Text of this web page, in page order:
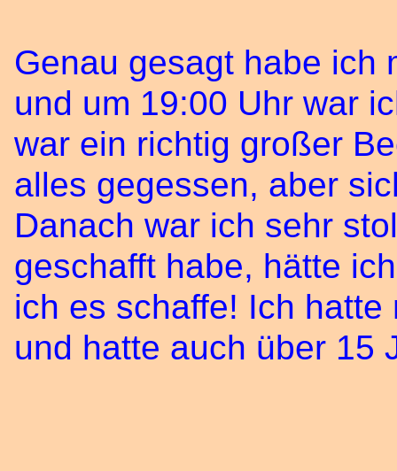
Genau gesagt habe ich
und um 19:00 Uhr war
war ein richtig großer
alles gegessen, aber
Danach war ich sehr
geschafft habe, hätte
ich es schaffe! Ich
und hatte auch über